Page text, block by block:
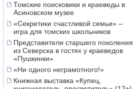
Томские поисковики и краеведы в
Асиновском музее
«Секретики счастливой семьи» –
игра для томских школьников
Представители старшего поколения
из Северска в гостях у краеведов
«Пушкинки»
«Ни одного неграмотного!»
Книжная выставка «Купец,